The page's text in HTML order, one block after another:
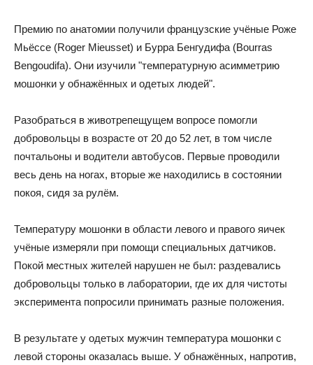
Премию по анатомии получили французские учёные Роже
Мьёссе (Roger Mieusset) и Бурра Бенгудифа (Bourras
Bengoudifa). Они изучили "температурную асимметрию
мошонки у обнажённых и одетых людей".
Разобраться в животрепещущем вопросе помогли
добровольцы в возрасте от 20 до 52 лет, в том числе
почтальоны и водители автобусов. Первые проводили
весь день на ногах, вторые же находились в состоянии
покоя, сидя за рулём.
Температуру мошонки в области левого и правого яичек
учёные измеряли при помощи специальных датчиков.
Покой местных жителей нарушен не был: раздевались
добровольцы только в лаборатории, где их для чистоты
эксперимента попросили принимать разные положения.
В результате у одетых мужчин температура мошонки с
левой стороны оказалась выше. У обнажённых, напротив,